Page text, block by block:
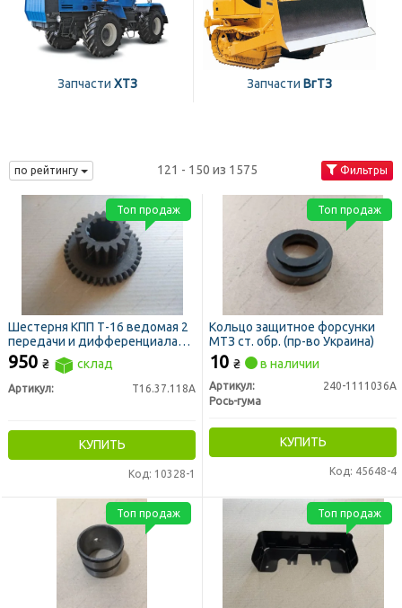
Запчасти ХТЗ Запчасти ВгТЗ
по рейтингу 121 - 150 из 1575 Фильтры
Шестерня КПП Т-16 ведомая 2
передачи и дифференциала
(z=40/19)
950 ₴ склад
Артикул: Т16.37.118А
КУПИТЬ
Код: 10328-1
Топ продаж
Кольцо защитное форсунки
МТЗ ст. обр. (пр-во Украина)
10 ₴ в наличии
Артикул:
240-1111036А
Рось-гума
КУПИТЬ
Код: 45648-4
Топ продаж
Топ продаж Топ продаж